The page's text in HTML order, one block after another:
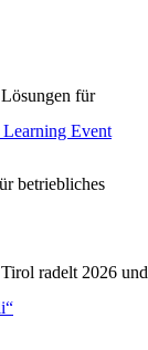
für
Learning Event
betriebliches
radelt 2026 und